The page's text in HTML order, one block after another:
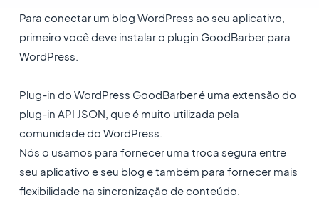
Para conectar um blog WordPress ao seu aplicativo,
primeiro você deve instalar o plugin GoodBarber para
WordPress.
Plug-in do WordPress GoodBarber é uma extensão do
plug-in API JSON, que é muito utilizada pela
comunidade do WordPress.
Nós o usamos para fornecer uma troca segura entre
seu aplicativo e seu blog e também para fornecer mais
flexibilidade na sincronização de conteúdo.